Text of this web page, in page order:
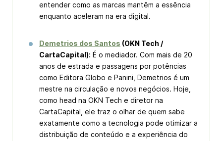
entender como as marcas mantêm a essência
enquanto aceleram na era digital.
Demetrios dos Santos (OKN Tech /
CartaCapital): É o mediador. Com mais de 20
anos de estrada e passagens por potências
como Editora Globo e Panini, Demetrios é um
mestre na circulação e novos negócios. Hoje,
como head na OKN Tech e diretor na
CartaCapital, ele traz o olhar de quem sabe
exatamente como a tecnologia pode otimizar a
distribuição de conteúdo e a experiência do